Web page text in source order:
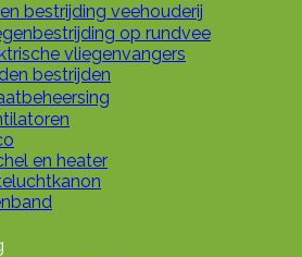
bestrijding veehouderij
op rundvee
vliegenvangers
bestrijden
en heater